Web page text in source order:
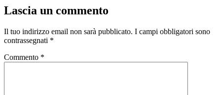
Lascia un commento
Il tuo indirizzo email non sarà pubblicato. I campi obbligatori sono
contrassegnati *
Commento *